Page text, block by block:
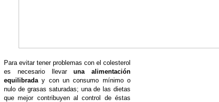
Para evitar tener problemas con el colesterol
es necesario llevaruna alimentación
equilibrada y con un consumo mínimo o
nulo de grasas saturadas; una de lasdietas
que mejor contribuyen al control de éstas